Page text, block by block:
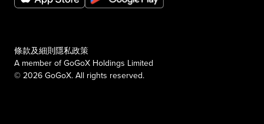
條款及細則隱私政策
A member of GoGoX Holdings Limited
© 2026 GoGoX. All rights reserved.